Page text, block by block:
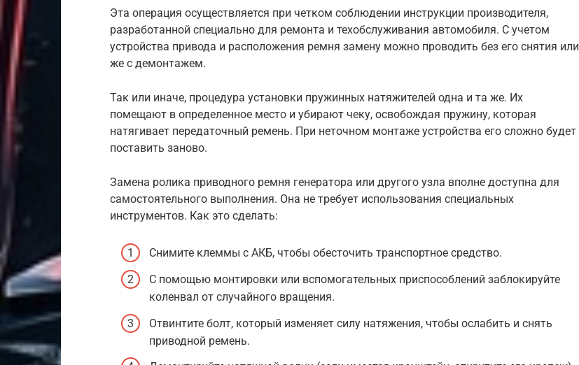
Эта операция осуществляется при четком соблюдении инструкции производителя,
разработанной специально для ремонта и техобслуживания автомобиля. С учетом
устройства привода и расположения ремня замену можно проводить без его снятия или
же с демонтажем.
Так или иначе, процедура установки пружинных натяжителей одна и та же. Их
помещают в определенное место и убирают чеку, освобождая пружину, которая
натягивает передаточный ремень. При неточном монтаже устройства его сложно будет
поставить заново.
Замена ролика приводного ремня генератора или другого узла вполне доступна для
самостоятельного выполнения. Она не требует использования специальных
инструментов. Как это сделать:
Снимите клеммы с АКБ, чтобы обесточить транспортное средство.
С помощью монтировки или вспомогательных приспособлений заблокируйте
коленвал от случайного вращения.
Отвинтите болт, который изменяет силу натяжения, чтобы ослабить и снять
приводной ремень.